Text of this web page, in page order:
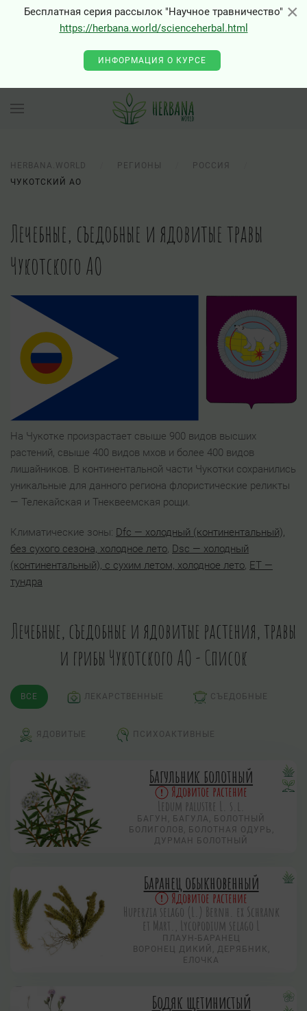
×
Бесплатная серия рассылок "Научное травничество"
https://herbana.world/scienceherbal.html
ИНФОРМАЦИЯ О КУРСЕ
HERBANA.WORLD РЕГИОНЫ
РОССИЯ
ЧУКОТСКИЙ АО
Лечебные, съедобные и ядовитые травы
Чукотского АО
На Чукотке произрастает свыше 900 видов высших
растений, свыше 400 видов мхов и более 400 видов
лишайников. В континентальной части Чукотки сохранились
уникальные для данного региона флористические реликты
— Телекайская и Тнеквеемская рощи.
Климатические зоны: Dfс — холодный (континентальный),
без сухого сезона, холодное лето, Dsc — холодный
(континентальный), с сухим летом, холодное лето, ET —
тундра
Лечебные, съедобные и ядовитые растения, травы
и грибы Чукотского АО - Список
ВСЕ ЛЕКАРСТВЕННЫЕ СЪЕДОБНЫЕ
ЯДОВИТЫЕ ПСИХОАКТИВНЫЕ
Багульник болотный
Ядовитое растение
Ledum palustre L. s.l.
БАГУН, БАГУЛА, БОЛОТНЫЙ
БОЛИГОЛОВ, БОЛОТНАЯ ОДУРЬ,
ДУРМАН БОЛОТНЫЙ
Баранец обыкновенный
Ядовитое растение
Huperzia selago (L.) Bernh. ex Schrank
et Mart., Lycopodium selago L
ПЛАУН-БАРАНЕЦ
ВОРОНЕЦ ДИКИЙ, ДЕРЯБНИК,
ЕЛОЧКА
Бодяк щетинистый
×